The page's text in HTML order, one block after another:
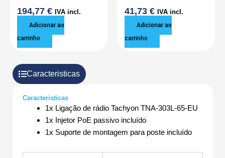
194,77 € IVA incl.
Adicionar ao
carrinho
41,73 € IVA incl.
Adicionar ao
carrinho
Caracteristicas
Caracteristicas
1x Ligação de rádio Tachyon TNA-303L-65-EU
1x Injetor PoE passivo incluído
1x Suporte de montagem para poste incluído